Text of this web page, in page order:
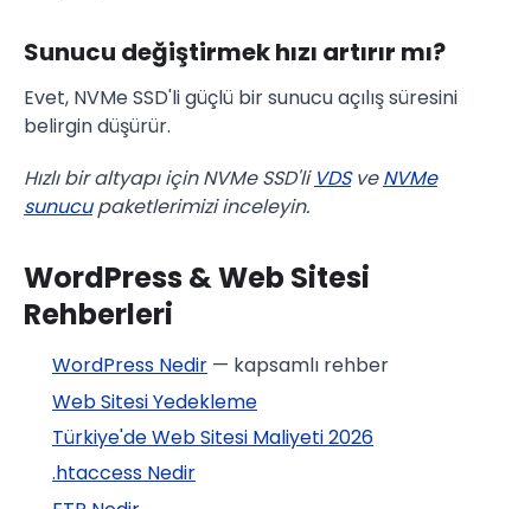
Sunucu değiştirmek hızı artırır mı?
Evet, NVMe SSD'li güçlü bir sunucu açılış süresini
belirgin düşürür.
Hızlı bir altyapı için NVMe SSD'li VDSveNVMe
sunucupaketlerimizi inceleyin.
WordPress & Web Sitesi
Rehberleri
WordPress Nedir — kapsamlı rehber
Web Sitesi Yedekleme
Türkiye'de Web Sitesi Maliyeti 2026
.htaccess Nedir